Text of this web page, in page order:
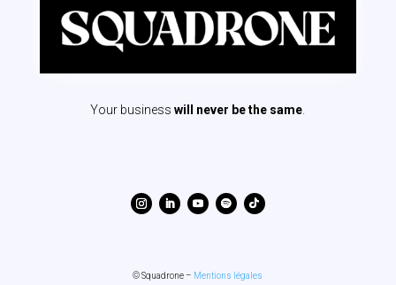
Your businesswill never be the same
© Squadrone – Mentions légales